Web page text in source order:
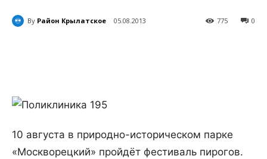
By Район Крылатское 05.08.2013 0
775
10 августа в природно-историческом парке
«Москворецкий» пройдёт фестиваль пирогов.